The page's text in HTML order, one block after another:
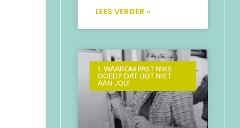
LEES VERDER »
1. WAAROM PAST NIKS
GOED? DAT LIGT NIET
AAN JOU!